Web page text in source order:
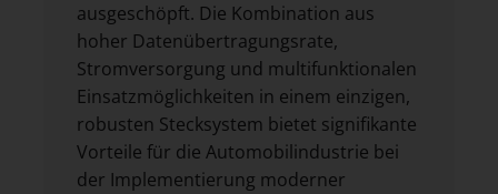
ausgeschöpft. Die Kombination aus
hoher Datenübertragungsrate,
Stromversorgung und multifunktionalen
Einsatzmöglichkeiten in einem einzigen,
robusten Stecksystem bietet signifikante
Vorteile für die Automobilindustrie bei
der Implementierung moderner